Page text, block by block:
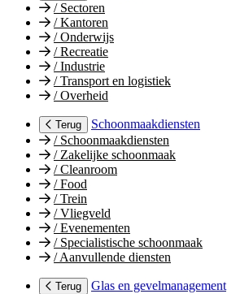
/Sectoren
/Kantoren
/Onderwijs
/Recreatie
/Industrie
/Transport en logistiek
/Overheid
Terug
Schoonmaakdiensten
/Schoonmaakdiensten
/Zakelijke schoonmaak
/Cleanroom
/Food
/Trein
/Vliegveld
/Evenementen
/Specialistische schoonmaak
/Aanvullende diensten
Terug
Glas en gevelmanagement